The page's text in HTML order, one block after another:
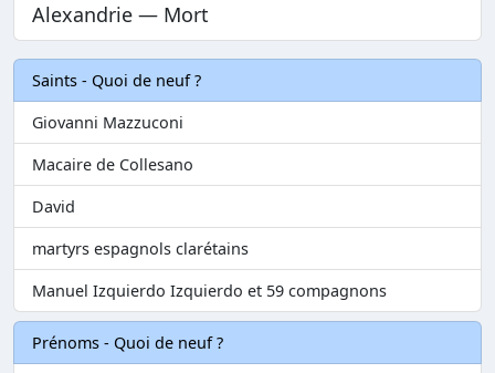
Alexandrie — Mort
Saints - Quoi de neuf ?
Giovanni Mazzuconi
Macaire de Collesano
David
martyrs espagnols clarétains
Manuel Izquierdo Izquierdo et 59 compagnons
Prénoms - Quoi de neuf ?